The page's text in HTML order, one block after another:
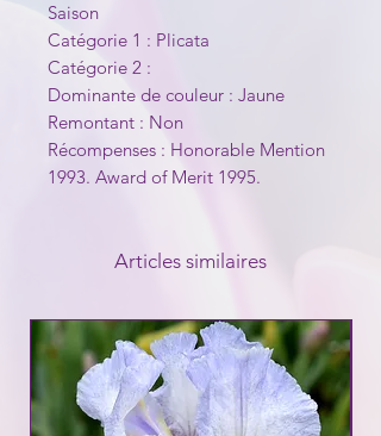
Saison
Catégorie 1 : Plicata
Catégorie 2 :
Dominante de couleur : Jaune
Remontant : Non
Récompenses : Honorable Mention
1993. Award of Merit 1995.
Articles similaires